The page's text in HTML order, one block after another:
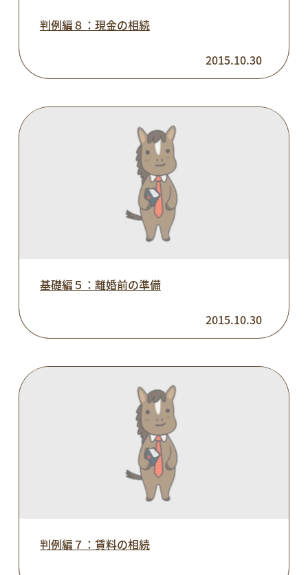
判例編８：現金の相続
2015.10.30
基礎編５：離婚前の準備
2015.10.30
判例編７：賃料の相続